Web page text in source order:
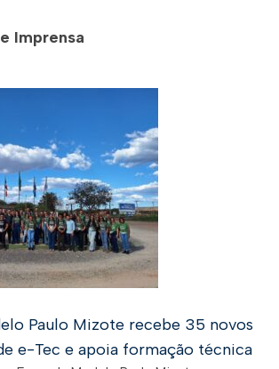
Imprensa
Paulo Mizote recebe 35 novos
e-Tec e apoia formação técnica